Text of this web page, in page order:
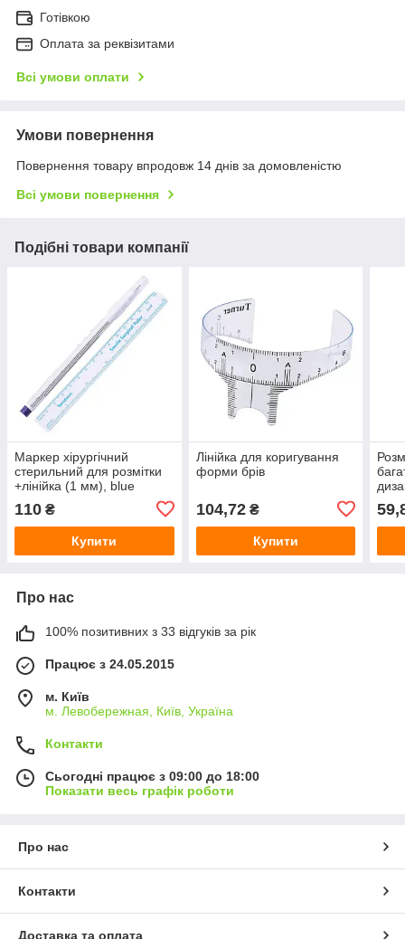
Готівкою
Оплата за реквізитами
Всі умови оплати
Умови повернення
Повернення товару впродовж 14 днів за домовленістю
Всі умови повернення
Подібні товари компанії
Маркер хірургічний
стерильний для розмітки
+лінійка (1 мм), blue
110 ₴
Купити
Лінійка для коригування
форми брів
104,72₴
Купити
Про нас
100% позитивних з 33 відгуків за рік
Працює з 24.05.2015
м. Київ
м. Левобережная, Київ, Україна
Контакти
Сьогодні працює з 09:00 до 18:00
Показати весь графік роботи
Про нас
Контакти
Доставка та оплата